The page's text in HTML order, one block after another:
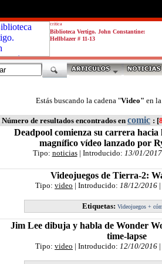
critica
Biblioteca Vertigo. John Constantine:
Hellblazer # 11-13
Estás buscando la cadena "Video" en
Número de resultados encontrados en comic : [
Deadpool comienza su carrera hacia
magnífico vídeo lanzado por
Tipo: noticias| Introducido: 13/01/2017
Videojuegos de Tierra-2:
Tipo: video | Introducido: 18/12/2016
Etiquetas: Videojuegos +
Jim Lee dibuja y habla de Wonder
time-lapse
Tipo: video | Introducido: 12/10/2016